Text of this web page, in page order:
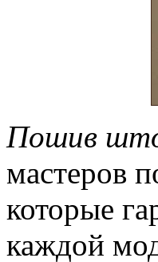
Пошив
мастеров
которые
каждой